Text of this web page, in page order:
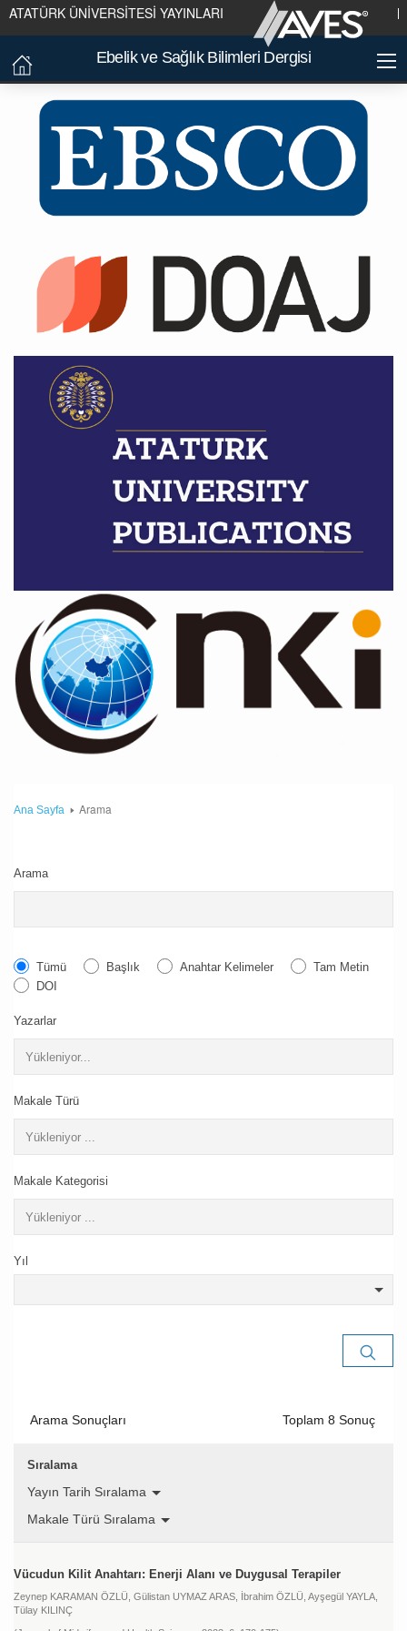
ATATÜRK ÜNİVERSİTESİ YAYINLARI
Ebelik ve Sağlık Bilimleri Dergisi
Ana Sayfa Arama
Arama
Tümü Başlık Anahtar Kelimeler
Tam Metin
DOI
Yazarlar
Makale Türü
Makale Kategorisi
Yıl
Arama Sonuçları Toplam 8 Sonuç
Sıralama
Yayın Tarih Sıralama
Makale Türü Sıralama
Vücudun Kilit Anahtarı: Enerji Alanı ve Duygusal Terapiler
Zeynep KARAMAN ÖZLÜ, Gülistan UYMAZ ARAS, İbrahim ÖZLÜ, Ayşegül YAYLA,
Tülay KILINÇ